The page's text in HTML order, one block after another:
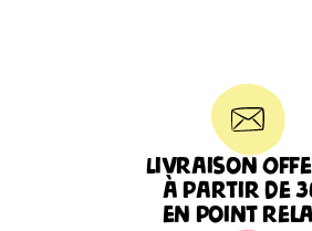
Livraison
à partir de
en point